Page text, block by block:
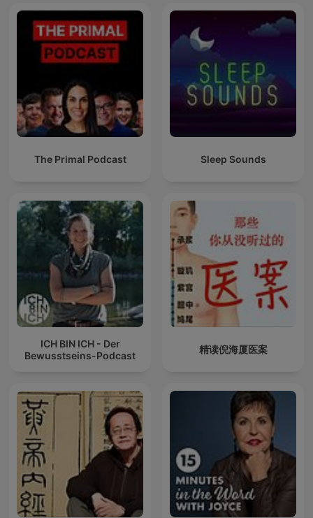
The Primal Podcast Sleep Sounds
ICH BIN ICH - Der
Bewusstseins-Podcast
精读倪海厦医案